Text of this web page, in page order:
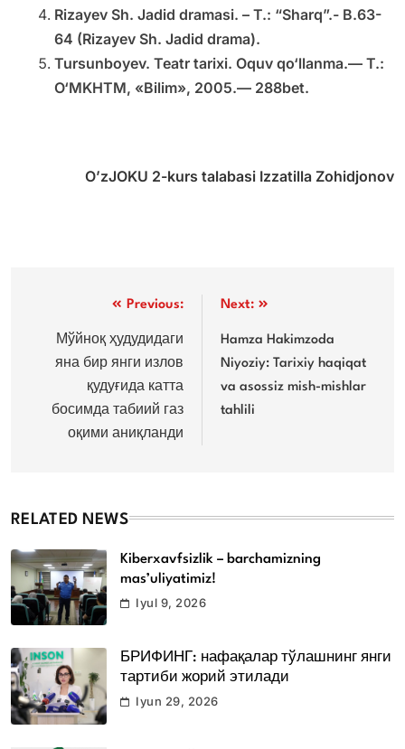
Rizayev Sh. Jadid dramasi. – T.: “Sharq”.- B.63-
64 (Rizayev Sh. Jadid drama).
Tursunboyev. Teatr tarixi. Oquv qo‘llanma.— T.:
O‘MKHTM, «Bilim», 2005.— 288bet.
O’zJOKU 2-kurs talabasi Izzatilla Zohidjonov
menyusi
Previous:
Мўйноқ ҳудудидаги
яна бир янги излов
қудуғида катта
босимда табиий газ
оқими аниқланди
Next:
Hamza Hakimzoda
Niyoziy: Tarixiy haqiqat
va asossiz mish-mishlar
tahlili
RELATED NEWS
Kiberxavfsizlik – barchamizning
mas’uliyatimiz!
Iyul 9, 2026
БРИФИНГ: нафақалар тўлашнинг янги
тартиби жорий этилади
Iyun 29, 2026